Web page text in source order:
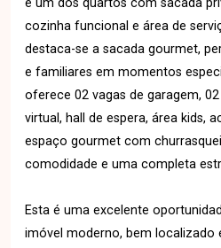
e um dos quartos com sacada
cozinha funcional e área de
destaca-se a sacada gourmet,
e familiares em momentos
oferece 02 vagas de garagem,
virtual, hall de espera, área kids,
espaço gourmet com
comodidade e uma completa
Esta é uma excelente
imóvel moderno, bem localizado